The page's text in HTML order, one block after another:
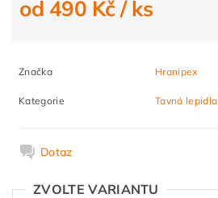
od 490 Kč/ ks
Značka Hranipex
Kategorie Tavná lepidla
Dotaz
ZVOLTE VARIANTU